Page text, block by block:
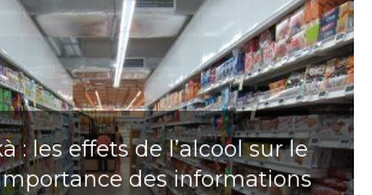
: les effets de l’alcool sur le
des informations